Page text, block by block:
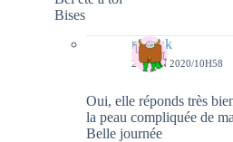
Bises
natieak
23 JUIN 2020/10H58
Oui, elle réponds très
la peau compliquée de
Belle journée